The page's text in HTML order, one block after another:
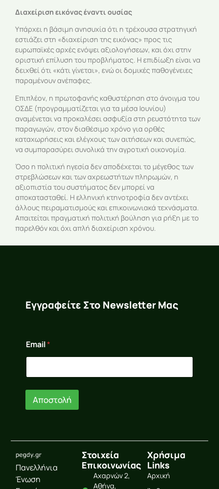
Διαχείριση εικόνας έναντι ουσίας
Υπάρχει η βάσιμη ανησυχία ότι η τρέχουσα στρατηγική
εστιάζει στη «διαχείριση της εικόνας» προς τις
ευρωπαϊκές αρχές ενόψει αξιολογήσεων, και όχι στην
οριστική επίλυση του προβλήματος. Η επιδίωξη είναι να
δειχθεί ότι «κάτι γίνεται», ενώ οι δομικές παθογένειες
παραμένουν ανέπαφες.
Επιπλέον, η πρωτοφανής καθυστέρηση στο άνοιγμα του
ΟΣΔΕ (προγραμματίζεται για τα μέσα Ιουνίου)
αναμένεται να προκαλέσει ασφυξία στη ρευστότητα των
παραγωγών, στον διαθέσιμο χρόνο για ορθές
καταχωρήσεις και ελέγχους των αιτήσεων και συνεπώς,
να συμπαρασύρει συνολικά την αγροτική οικονομία.
Όσο η πολιτική ηγεσία δεν αποδέχεται το μέγεθος των
στρεβλώσεων και των αχρεωστήτων πληρωμών, η
αξιοπιστία του συστήματος δεν μπορεί να
αποκατασταθεί. Η ελληνική κτηνοτροφία δεν αντέχει
άλλους πειραματισμούς και επικοινωνιακά τεχνάσματα.
Απαιτείται πραγματική πολιτική βούληση για ρήξη με το
παρελθόν και όχι απλή διαχείριση χρόνου.
Εγγραφείτε Στο Newsletter Μας
m
a
l
m
i
Email*
Αποστολή
Πανελλήνια
Ένωση
Στοιχεία
Επικοινωνίας
Αχαρνών 2,
Αθήνα,
Χρήσιμα
Links
Αρχική